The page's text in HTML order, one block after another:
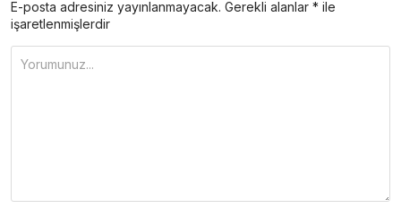
E-posta adresiniz yayınlanmayacak. Gerekli alanlar * ile
işaretlenmişlerdir